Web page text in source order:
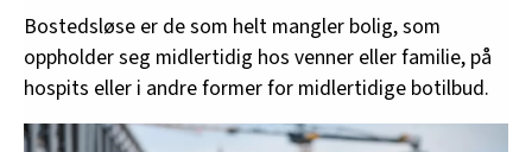
Bostedsløse er de som helt mangler bolig, som
oppholder seg midlertidig hos venner eller familie, på
hospits eller i andre former for midlertidige botilbud.